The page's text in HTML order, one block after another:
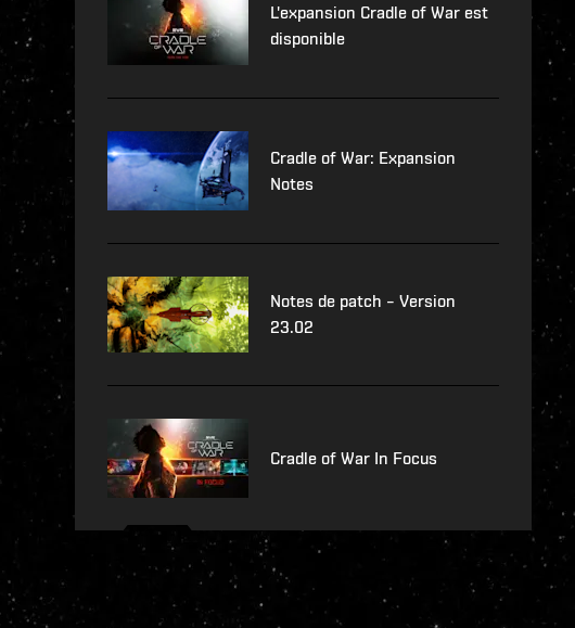
L'expansion Cradle of War est
disponible
Cradle of War: Expansion
Notes
Notes de patch – Version
23.02
Cradle of War In Focus